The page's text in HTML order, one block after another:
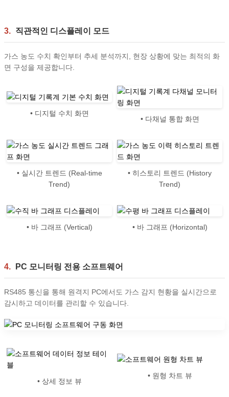
3. 직관적인 디스플레이 모드
가스 농도 수치 확인부터 추세 분석까지, 현장 상황에 맞는 최적의 화
면 구성을 제공합니다.
• 디지털 수치 화면
• 다채널 통합 화면
• 실시간 트렌드 (Real-time
Trend)
• 히스토리 트렌드 (History
Trend)
• 바 그래프 (Vertical) • 바 그래프 (Horizontal)
4. PC 모니터링 전용 소프트웨어
RS485 통신을 통해 원격지 PC에서도 가스 감지 현황을 실시간으로
감시하고 데이터를 관리할 수 있습니다.
• 상세 정보 뷰
• 원형 차트 뷰